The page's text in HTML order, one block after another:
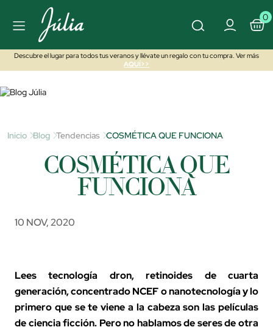
0
Descubre el lugar para todos tus veranos y llévate un regalo con tu compra. Ver más
AQUÍ>>
Inicio Blog Tendencias COSMÉTICA QUE FUNCIONA
COSMÉTICA QUE
FUNCIONA
10 NOV, 2020
Lees tecnología dron, retinoides de cuarta
generación, concentrado NCEF o nanotecnología y lo
primero que se te viene a la cabeza son las películas
de ciencia ficción. Pero no hablamos de seres de otra